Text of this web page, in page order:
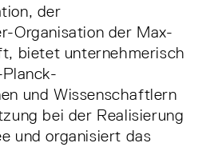
der
Organisation der Max-
bietet unternehmerisch
und Wissenschaftlern
bei der Realisierung
und organisiert das